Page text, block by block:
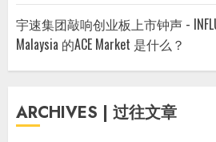
宇速集团敲响创业板上市钟声 -
Malaysia 的ACE Market 是什么？
ARCHIVES | 过往文章